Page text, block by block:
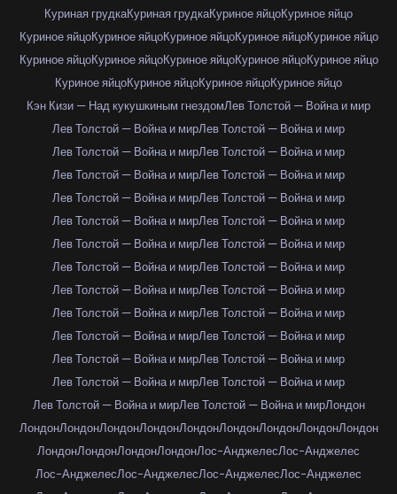
Куриная грудкаКуриная грудкаКуриное яйцоКуриное яйцо
Куриное яйцоКуриное яйцоКуриное яйцоКуриное яйцоКуриное яйцо
Куриное яйцоКуриное яйцоКуриное яйцоКуриное яйцоКуриное яйцо
Куриное яйцоКуриное яйцоКуриное яйцоКуриное яйцо
Кэн Кизи — Над кукушкиным гнездомЛев Толстой — Война и мир
Лев Толстой — Война и мирЛев Толстой — Война и мир
Лев Толстой — Война и мирЛев Толстой — Война и мир
Лев Толстой — Война и мирЛев Толстой — Война и мир
Лев Толстой — Война и мирЛев Толстой — Война и мир
Лев Толстой — Война и мирЛев Толстой — Война и мир
Лев Толстой — Война и мирЛев Толстой — Война и мир
Лев Толстой — Война и мирЛев Толстой — Война и мир
Лев Толстой — Война и мирЛев Толстой — Война и мир
Лев Толстой — Война и мирЛев Толстой — Война и мир
Лев Толстой — Война и мирЛев Толстой — Война и мир
Лев Толстой — Война и мирЛев Толстой — Война и мир
Лев Толстой — Война и мирЛев Толстой — Война и мир
Лев Толстой — Война и мирЛев Толстой — Война и мирЛондон
ЛондонЛондонЛондонЛондонЛондонЛондонЛондонЛондонЛондон
ЛондонЛондонЛондонЛондонЛос-АнджелесЛос-Анджелес
Лос-АнджелесЛос-АнджелесЛос-АнджелесЛос-Анджелес